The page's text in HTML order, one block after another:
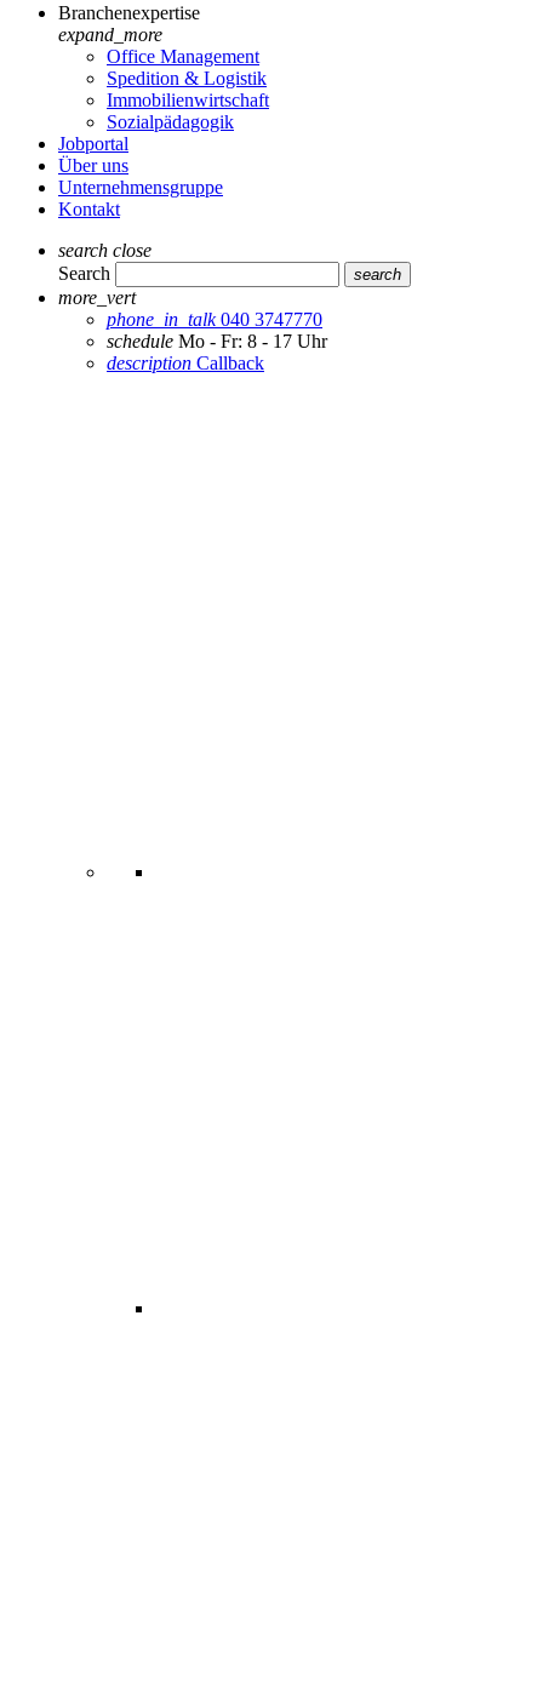
Branchenexpertise
expand_more
Office Management
Spedition & Logistik
Immobilienwirtschaft
Sozialpädagogik
Jobportal
Über uns
Unternehmensgruppe
Kontakt
search close
Search
search
more_vert
phone_in_talk 040 3747770
schedule Mo - Fr: 8 - 17 Uhr
description Callback